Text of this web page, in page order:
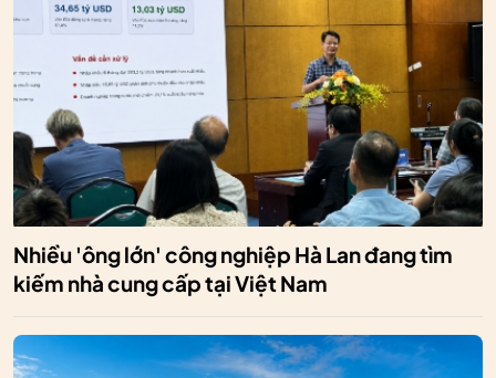
Nhiều 'ông lớn' công nghiệp Hà Lan đang tìm
kiếm nhà cung cấp tại Việt Nam